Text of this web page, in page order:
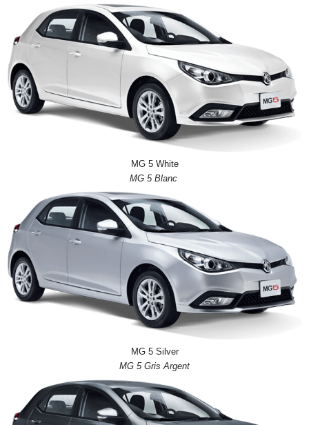
MG 5 White
MG 5 Blanc
MG 5 Silver
MG 5 Gris Argent